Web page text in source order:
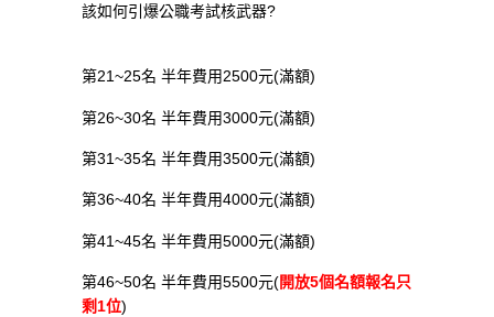
該如何引爆公職考試核武器?
第21~25名 半年費用2500元(滿額)
第26~30名 半年費用3000元(滿額)
第31~35名 半年費用3500元(滿額)
第36~40名 半年費用4000元(滿額)
第41~45名 半年費用5000元(滿額)
第46~50名 半年費用5500元(開放5個名額報名只
剩1位)